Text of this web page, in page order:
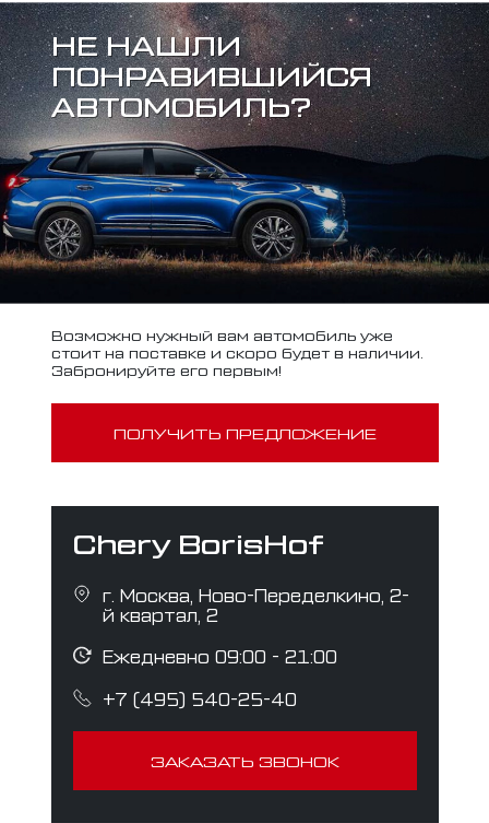
НЕ НАШЛИ
ПОНРАВИВШИЙСЯ
АВТОМОБИЛЬ?
Возможно нужный вам автомобиль уже
стоит на поставке и скоро будет в наличии.
Забронируйте его первым!
ПОЛУЧИТЬ ПРЕДЛОЖЕНИЕ
Chery BorisHof
г. Москва, Ново-Переделкино, 2-
й квартал, 2
Ежедневно 09:00 - 21:00
+7 (495) 540-25-40
ЗАКАЗАТЬ ЗВОНОК